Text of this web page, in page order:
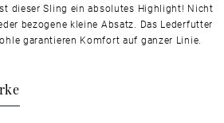
dieser Sling ein absolutes Highlight! Nicht
bezogene kleine Absatz. Das Lederfutter
garantieren Komfort auf ganzer Linie.